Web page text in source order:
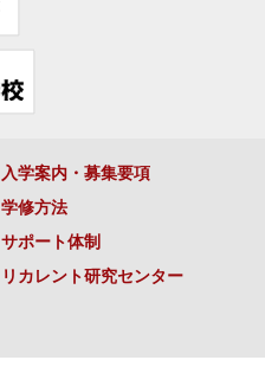
入学案内・募集要項
学修方法
サポート体制
リカレント研究センター